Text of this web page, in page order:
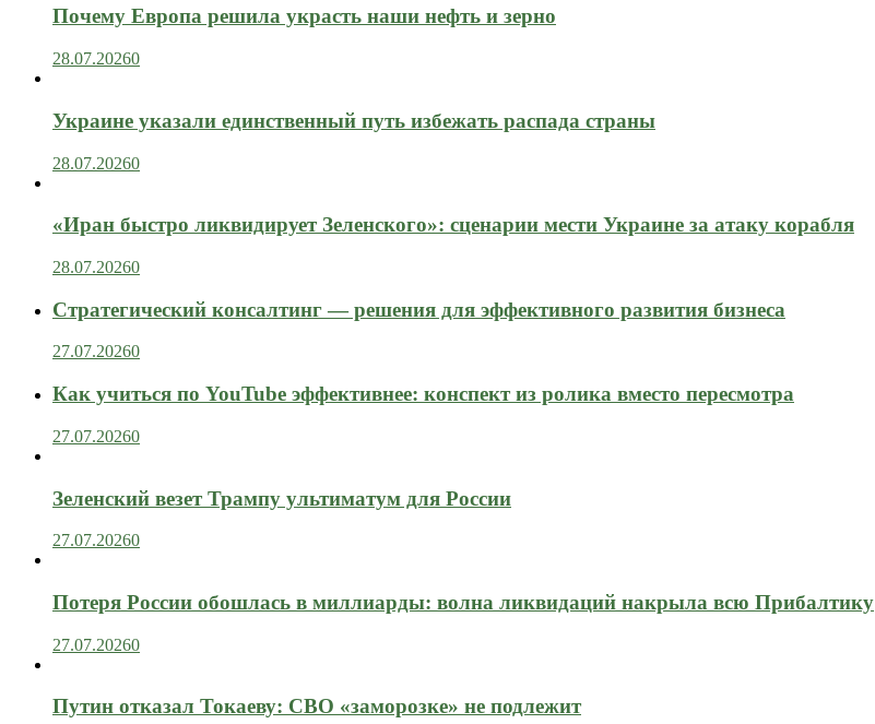
Почему Европа решила украсть наши нефть и зерно
28.07.20260
Украине указали единственный путь избежать распада страны
28.07.20260
«Иран быстро ликвидирует Зеленского»: сценарии мести Украине за атаку корабля
28.07.20260
Стратегический консалтинг — решения для эффективного развития бизнеса
27.07.20260
Как учиться по YouTube эффективнее: конспект из ролика вместо пересмотра
27.07.20260
Зеленский везет Трампу ультиматум для России
27.07.20260
Потеря России обошлась в миллиарды: волна ликвидаций накрыла всю Прибалтику
27.07.20260
Путин отказал Токаеву: СВО «заморозке» не подлежит